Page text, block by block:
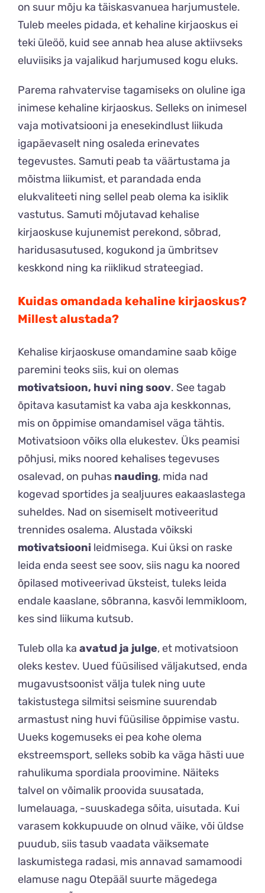
on suur mõju ka täiskasvanuea harjumustele.
Tuleb meeles pidada, et kehaline kirjaoskus ei
teki üleöö, kuid see annab hea aluse aktiivseks
eluviisiks ja vajalikud harjumused kogu eluks.
Parema rahvatervise tagamiseks on oluline iga
inimese kehaline kirjaoskus. Selleks on inimesel
vaja motivatsiooni ja enesekindlust liikuda
igapäevaselt ning osaleda erinevates
tegevustes. Samuti peab ta väärtustama ja
mõistma liikumist, et parandada enda
elukvaliteeti ning sellel peab olema ka isiklik
vastutus. Samuti mõjutavad kehalise
kirjaoskuse kujunemist perekond, sõbrad,
haridusasutused, kogukond ja ümbritsev
keskkond ning ka riiklikud strateegiad.
Kuidas omandada kehaline kirjaoskus?
Millest alustada?
Kehalise kirjaoskuse omandamine saab kõige
paremini teoks siis, kui on olemas
motivatsioon, huvi ning soov. See tagab
õpitava kasutamist ka vaba aja keskkonnas,
mis on õppimise omandamisel väga tähtis.
Motivatsioon võiks olla elukestev. Üks peamisi
põhjusi, miks noored kehalises tegevuses
osalevad, on puhas nauding, mida nad
kogevad sportides ja sealjuures eakaaslastega
suheldes. Nad on sisemiselt motiveeritud
trennides osalema. Alustada võikski
motivatsiooni leidmisega. Kui üksi on raske
leida enda seest see soov, siis nagu ka noored
õpilased motiveerivad üksteist, tuleks leida
endale kaaslane, sõbranna, kasvõi lemmikloom,
kes sind liikuma kutsub.
Tuleb olla ka avatud ja julge, et motivatsioon
oleks kestev. Uued füüsilised väljakutsed, enda
mugavustsoonist välja tulek ning uute
takistustega silmitsi seismine suurendab
armastust ning huvi füüsilise õppimise vastu.
Uueks kogemuseks ei pea kohe olema
ekstreemsport, selleks sobib ka väga hästi uue
rahulikuma spordiala proovimine. Näiteks
talvel on võimalik proovida suusatada,
lumelauaga, -suuskadega sõita, uisutada. Kui
varasem kokkupuude on olnud väike, või üldse
puudub, siis tasub vaadata väiksemate
laskumistega radasi, mis annavad samamoodi
elamuse nagu Otepääl suurte mägedega